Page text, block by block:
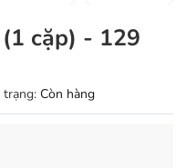
cặp) - 129
trạng: Còn hàng